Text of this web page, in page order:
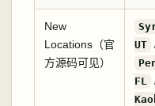
New
Locations（官
方源码可见）
UT
FL